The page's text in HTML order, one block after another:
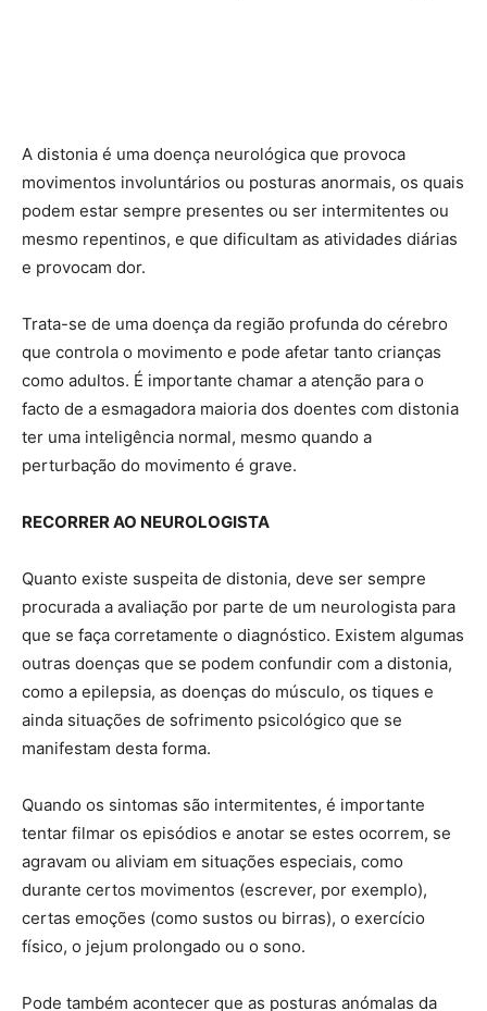
A distonia é uma doença neurológica que provoca
movimentos involuntários ou posturas anormais, os quais
podem estar sempre presentes ou ser intermitentes ou
mesmo repentinos, e que dificultam as atividades diárias
e provocam dor.
Trata-se de uma doença da região profunda do cérebro
que controla o movimento e pode afetar tanto crianças
como adultos. É importante chamar a atenção para o
facto de a esmagadora maioria dos doentes com distonia
ter uma inteligência normal, mesmo quando a
perturbação do movimento é grave.
RECORRER AO NEUROLOGISTA
Quanto existe suspeita de distonia, deve ser sempre
procurada a avaliação por parte de um neurologista para
que se faça corretamente o diagnóstico. Existem algumas
outras doenças que se podem confundir com a distonia,
como a epilepsia, as doenças do músculo, os tiques e
ainda situações de sofrimento psicológico que se
manifestam desta forma.
Quando os sintomas são intermitentes, é importante
tentar filmar os episódios e anotar se estes ocorrem, se
agravam ou aliviam em situações especiais, como
durante certos movimentos (escrever, por exemplo),
certas emoções (como sustos ou birras), o exercício
físico, o jejum prolongado ou o sono.
Pode também acontecer que as posturas anómalas da